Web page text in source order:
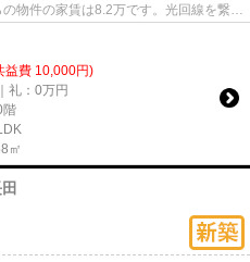
物件の家賃は8.2万です。光回線を繋げ
益費 10,000円)
礼：0万円
階
㎡